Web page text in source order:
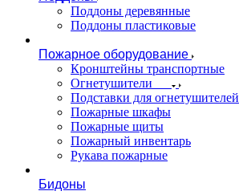
Поддоны деревянные
Поддоны пластиковые
Пожарное оборудование
Кронштейны транспортные
Огнетушители
Подставки для огнетушителей
Пожарные шкафы
Пожарные щиты
Пожарный инвентарь
Рукава пожарные
Бидоны